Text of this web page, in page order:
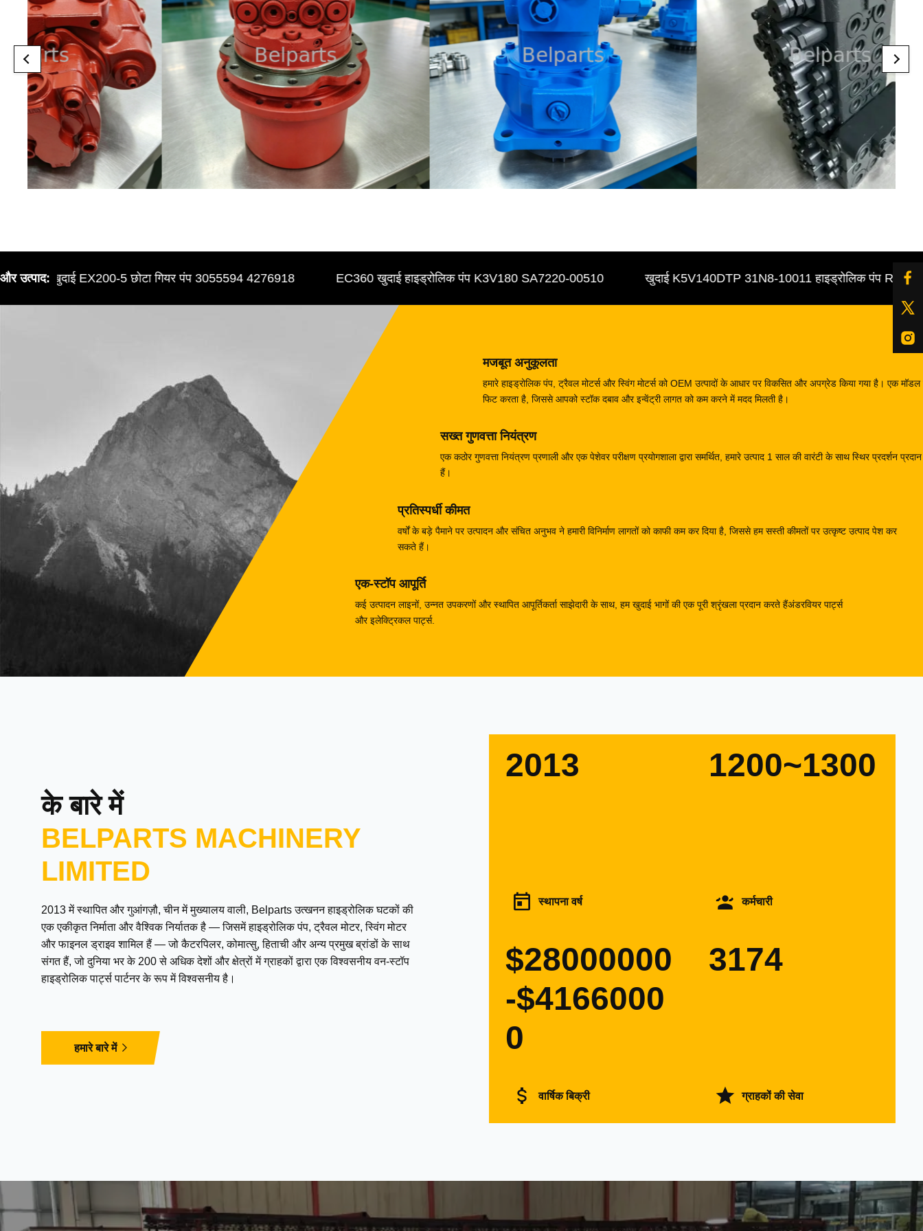
और उत्पाद:खुदाई EX200-5 छोटा गियर पंप 3055594 4276918 EC360 खुदाई हाइड्रोलिक पंप K3V180 SA7220-00510 खुदाई K5V140DTP 31N8-10011 हाइड्रोलिक पंप R305-7
मजबूत अनुकूलता
हमारे हाइड्रोलिक पंप, ट्रैवल मोटर्स और स्विंग मोटर्स को OEM उत्पादों के आधार पर विकसित और अपग्रेड किया गया है। एक
फिट करता है, जिससे आपको स्टॉक दबाव और इन्वेंट्री लागत को कम करने में मदद मिलती है।
सख्त गुणवत्ता नियंत्रण
एक कठोर गुणवत्ता नियंत्रण प्रणाली और एक पेशेवर परीक्षण प्रयोगशाला द्वारा समर्थित, हमारे उत्पाद 1 साल की वारंटी के साथ स्थिर प्रदर्शन
हैं।
प्रतिस्पर्धी कीमत
वर्षों के बड़े पैमाने पर उत्पादन और संचित अनुभव ने हमारी विनिर्माण लागतों को काफी कम कर दिया है, जिससे हम सस्ती कीमतों पर उत्कृष्ट उत्पाद पेश कर
सकते हैं।
एक-स्टॉप आपूर्ति
कई उत्पादन लाइनों, उन्नत उपकरणों और स्थापित आपूर्तिकर्ता साझेदारी के साथ, हम खुदाई भागों की एक पूरी श्रृंखला प्रदान करते हैंअंडरवियर पार्ट्स
और इलेक्ट्रिकल पार्ट्स.
के बारे में
BELPARTS MACHINERY
LIMITED
2013 में स्थापित और गुआंगज़ौ, चीन में मुख्यालय वाली, Belparts उत्खनन हाइड्रोलिक घटकों की
एक एकीकृत निर्माता और वैश्विक निर्यातक है — जिसमें हाइड्रोलिक पंप, ट्रैवल मोटर, स्विंग मोटर
और फाइनल ड्राइव शामिल हैं — जो कैटरपिलर, कोमात्सु, हिताची और अन्य प्रमुख ब्रांडों के साथ
संगत हैं, जो दुनिया भर के 200 से अधिक देशों और क्षेत्रों में ग्राहकों द्वारा एक विश्वसनीय वन-स्टॉप
हाइड्रोलिक पार्ट्स पार्टनर के रूप में विश्वसनीय है।
हमारे बारे में
2013
स्थापना वर्ष
1200~1300
कर्मचारी
$28000000
-$4166000
0
वार्षिक बिक्री
3174
ग्राहकों की सेवा